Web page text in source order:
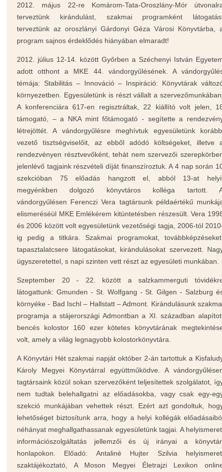
2012. május 22-re Komárom-Tata-Oroszlány-Mór
terveztünk kirándulást, szakmai programként
terveztünk az oroszlányi Gárdonyi Géza Városi Könyvtárba,
program sajnos érdeklődés hiányában elmaradt!
2012. július 12-14. között Győrben a Széchenyi István
adott otthont a MKE 44. vándorgyűlésének. A
témája: Stabilitás – Innováció – Inspiráció: Könyvtárak
környezetben. Egyesületünk is részt vállalt a
A konferenciára 617-en regisztráltak, 22 kiállító volt jelen,
támogató, – a NKA mint főtámogató - segítette a
létrejöttét. A vándorgyűlésre meghívtuk egyesületünk
vezető tisztségviselőit, az ebből adódó költségeket, illetve
rendezvényen résztvevőként, tehát nem szervezői
jelenlévő tagjaink részvételi díját finanszíroztuk. A 4 nap során
szekcióban 75 előadás hangzott el, abból 13-at
megyénkben dolgozó könyvtáros kolléga tartott.
vándorgyűlésen Ferenczi Vera tagtársunk példaértékű
elismeréséül MKE Emlékérem kitüntetésben részesült. Vera
és 2006 között volt egyesületünk vezetőségi tagja, 2006-tól
ig pedig a titkára. Szakmai programokat,
tapasztalatcsere látogatásokat, kirándulásokat szervezett.
ügyszeretettel, s napi szinten vett részt az egyesületi munkában.
Szeptember 20 - 22. között a salzkammerguti
látogattunk: Gmunden - St. Wolfgang - St. Gilgen - Salzburg
környéke - Bad Ischl – Hallstatt – Admont. Kirándulásunk
programja a stájerországi Admontbana XI. században
bencés kolostor 160 ezer kötetes könyvtárának
volt, amely a világ legnagyobb kolostorkönyvtára.
A Könyvtári Hét szakmai napját október 2-án tartottuk a
Károly Megyei Könyvtárral együttműködve. A
tagtársaink közül sokan szervezőként teljesítettek szolgálatot,
nem tudtak belehallgatni az előadásokba, vagy csak egy-
szekció munkájában vehettek részt. Ezért azt gondoltuk,
lehetőséget biztosítunk arra, hogy a helyi kollégák
néhányat meghallgathassanak egyesületünk tagjai. A
információszolgáltatás jellemzői és új irányai a
honlapokon. Előadó: Antaliné Hujter Szilvia
szaktájékoztató, A Moson Megyei Életrajzi Lexikon